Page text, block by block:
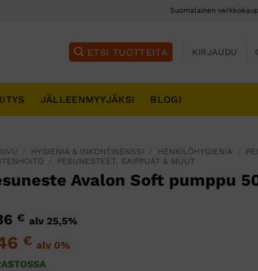
Suomalainen
KIRJAUDU
JÄLLEENMYYJÄKSI BLOGI
HYGIENIA & INKONTINENSSI HENKILÖHYGIENIA
PESUNESTEET, SAIPPUAT & MUUT
Avalon Soft pumppu
€ alv 25,5%
€ alv 0%